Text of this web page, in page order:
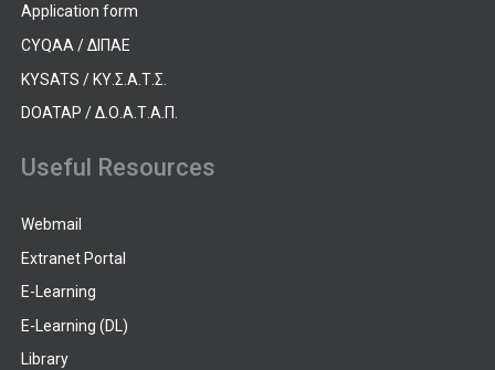
Application form
CYQAA / ΔΙΠΑΕ
KYSATS / ΚΥ.Σ.Α.Τ.Σ.
DOATAP / Δ.Ο.Α.Τ.Α.Π.
Useful Resources
Webmail
Extranet Portal
E-Learning
E-Learning (DL)
Library